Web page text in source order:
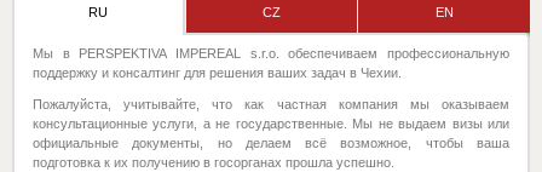
RU CZ EN
Мы в PERSPEKTIVA IMPEREAL s.r.o. обеспечиваем профессиональную
поддержку и консалтинг для решения ваших задач в Чехии.
Пожалуйста, учитывайте, что как частная компания мы оказываем
консультационные услуги, а не государственные. Мы не выдаем визы или
официальные документы, но делаем всё возможное, чтобы ваша
подготовка к их получению в госорганах прошла успешно.